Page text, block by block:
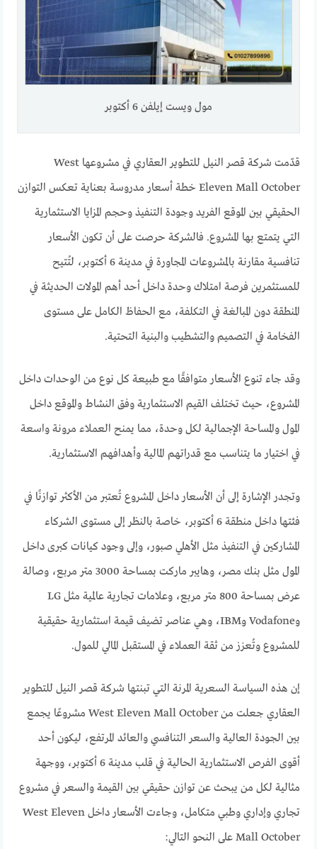
مول ويست إيلفن 6 أكتوبر
قدّمت شركة قصر النيل للتطوير العقاري في مشروعها West
Eleven Mall October خطة أسعار مدروسة بعناية تعكس التوازن
الحقيقي بين الموقع الفريد وجودة التنفيذ وحجم المزايا الاستثمارية
التي يتمتع بها المشروع. فالشركة حرصت على أن تكون الأسعار
تنافسية مقارنة بالمشروعات المجاورة في مدينة 6 أكتوبر، لتُتيح
للمستثمرين فرصة امتلاك وحدة داخل أحد أهم المولات الحديثة في
المنطقة دون المبالغة في التكلفة، مع الحفاظ الكامل على مستوى
الفخامة في التصميم والتشطيب والبنية التحتية.
وقد جاء تنوع الأسعار متوافقًا مع طبيعة كل نوع من الوحدات داخل
المشروع، حيث تختلف القيم الاستثمارية وفق النشاط والموقع داخل
المول والمساحة الإجمالية لكل وحدة، مما يمنح العملاء مرونة واسعة
في اختيار ما يتناسب مع قدراتهم المالية وأهدافهم الاستثمارية.
وتجدر الإشارة إلى أن الأسعار داخل المشروع تُعتبر من الأكثر توازنًا في
فئتها داخل منطقة 6 أكتوبر، خاصة بالنظر إلى مستوى الشركاء
المشاركين في التنفيذ مثل الأهلي صبور، وإلى وجود كيانات كبرى داخل
المول مثل بنك مصر، وهايبر ماركت بمساحة 3000 متر مربع، وصالة
عرض بمساحة 800 متر مربع، وعلامات تجارية عالمية مثل LG
وVodafone وIBM، وهي عناصر تضيف قيمة استثمارية حقيقية
للمشروع وتُعزز من ثقة العملاء في المستقبل المالي للمول.
إن هذه السياسة السعرية المرنة التي تبنتها شركة قصر النيل للتطوير
العقاري جعلت من West Eleven Mall October مشروعًا يجمع
بين الجودة العالية والسعر التنافسي والعائد المرتفع، ليكون أحد
أقوى الفرص الاستثمارية الحالية في قلب مدينة 6 أكتوبر، ووجهة
مثالية لكل من يبحث عن توازن حقيقي بين القيمة والسعر في مشروع
تجاري وإداري وطبي متكامل، وجاءت الأسعار داخل West Eleven
Mall October على النحو التالي: